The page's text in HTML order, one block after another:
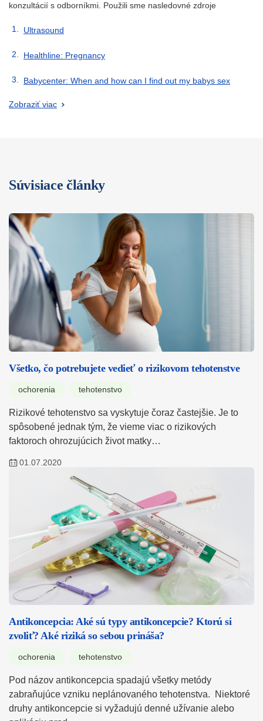
konzultácií s odborníkmi. Použili sme nasledovné zdroje
Ultrasound
Healthline: Pregnancy
Babycenter: When and how can I find out my babys sex
Zobraziť viac
Súvisiace články
Všetko, čo potrebujete vedieť o rizikovom tehotenstve
ochorenia tehotenstvo
Rizikové tehotenstvo sa vyskytuje čoraz častejšie. Je to
spôsobené jednak tým, že vieme viac o rizikových
faktoroch ohrozujúcich život matky…
01.07.2020
Antikoncepcia: Aké sú typy antikoncepcie? Ktorú si
zvoliť? Aké riziká so sebou prináša?
ochorenia tehotenstvo
Pod názov antikoncepcia spadajú všetky metódy
zabraňujúce vzniku neplánovaného tehotenstva. Niektoré
druhy antikoncepcie si vyžadujú denné užívanie alebo